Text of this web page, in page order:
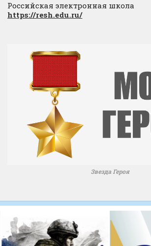
Российская электронная школа
https://resh.edu.ru/
Звезда Героя